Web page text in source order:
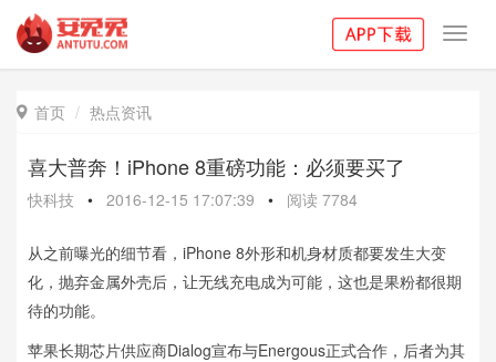
 首页 热点资讯
喜大普奔！iPhone 8重磅功能：必须要买了
快科技 • 2016-12-15 17:07:39 • 阅读 7784
从之前曝光的细节看，iPhone 8外形和机身材质都要发生大变
化，抛弃金属外壳后，让无线充电成为可能，这也是果粉都很期
待的功能。
苹果长期芯片供应商Dialog宣布与Energous正式合作，后者为其